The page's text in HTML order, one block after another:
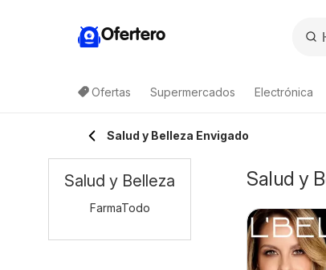
Ofertero
Ofertas Supermercados Electrónica
Salud y Belleza Envigado
Salud y
Salud y Belleza
FarmaTodo